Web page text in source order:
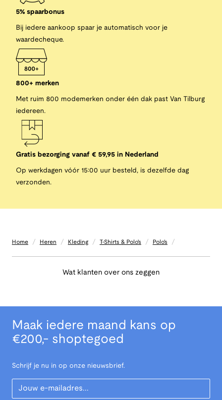
5% spaarbonus
Bij iedere aankoop spaar je automatisch voor je
waardecheque.
800+ merken
Met ruim 800 modemerken onder één dak past Van Tilburg
iedereen.
Gratis bezorging vanaf € 59,95 in Nederland
Op werkdagen vóór 15:00 uur besteld, is dezelfde dag
verzonden.
Home / Heren / Kleding / T-Shirts & Polo's / Polo's /
Wat klanten over ons zeggen
Maak iedere maand kans op
€200,- shoptegoed
Schrijf je nu in op onze nieuwsbrief.
Your Email